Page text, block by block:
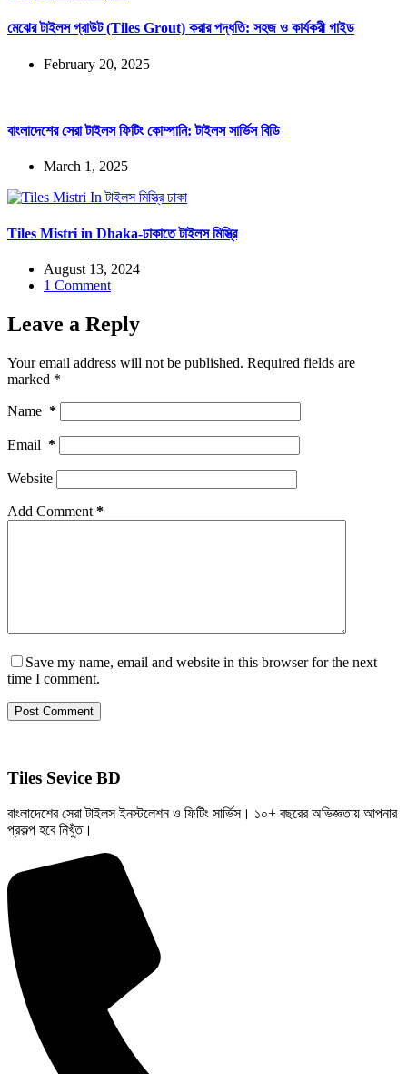
মেঝের টাইলস গ্রাউট (Tiles Grout) করার পদ্ধতি: সহজ ও কার্যকরী গাইড
February 20, 2025
বাংলাদেশের সেরা টাইলস ফিটিং কোম্পানি: টাইলস সার্ভিস বিডি
March 1, 2025
Tiles Mistri in Dhaka-ঢাকাতে টাইলস মিস্ত্রি
August 13, 2024
1 Comment
Leave a Reply
Your email address will not be published. Required fields are
marked *
Name *
Email *
Website
Add Comment *
Save my name, email and website in this browser for the next
time I comment.
Post Comment
Tiles Sevice BD
বাংলাদেশের সেরা টাইলস ইনস্টলেশন ও ফিটিং সার্ভিস। ১০+ বছরের অভিজ্ঞতায় আপনার
প্রকল্প হবে নিখুঁত।